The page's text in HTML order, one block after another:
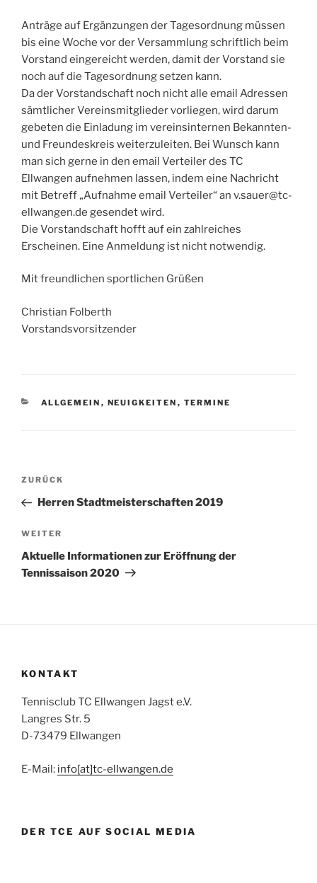
Anträge auf Ergänzungen der Tagesordnung müssen
bis eine Woche vor der Versammlung schriftlich beim
Vorstand eingereicht werden, damit der Vorstand sie
noch auf die Tagesordnung setzen kann.
Da der Vorstandschaft noch nicht alle email Adressen
sämtlicher Vereinsmitglieder vorliegen, wird darum
gebeten die Einladung im vereinsinternen Bekannten-
und Freundeskreis weiterzuleiten. Bei Wunsch kann
man sich gerne in den email Verteiler des TC
Ellwangen aufnehmen lassen, indem eine Nachricht
mit Betreff „Aufnahme email Verteiler“ an v.sauer@tc-
ellwangen.de gesendet wird.
Die Vorstandschaft hofft auf ein zahlreiches
Erscheinen. Eine Anmeldung ist nicht notwendig.
Mit freundlichen sportlichen Grüßen
Christian Folberth
Vorstandsvorsitzender
KATEGORIEN
ALLGEMEIN , NEUIGKEITEN , TERMINE
Beitragsnavigation
Vorheriger
Beitrag
ZURÜCK
Herren Stadtmeisterschaften 2019
Nächster
Beitrag
WEITER
Aktuelle Informationen zur Eröffnung der
Tennissaison 2020
KONTAKT
Tennisclub TC Ellwangen Jagst e.V.
Langres Str. 5
D-73479 Ellwangen
E-Mail: info[at]tc-ellwangen.de
DER TCE AUF SOCIAL MEDIA